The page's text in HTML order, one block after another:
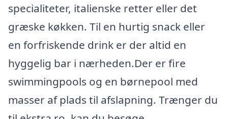
specialiteter, italienske retter eller det
græske køkken. Til en hurtig snack eller
en forfriskende drink er der altid en
hyggelig bar i nærheden.Der er fire
swimmingpools og en børnepool med
masser af plads til afslapning. Trænger du